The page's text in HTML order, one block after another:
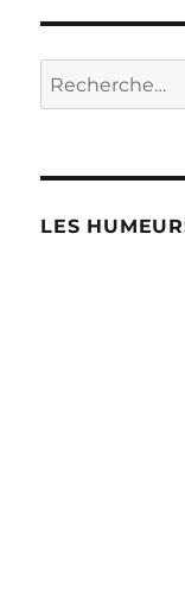
Recherche
pour :
LES